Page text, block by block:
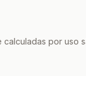
por uso